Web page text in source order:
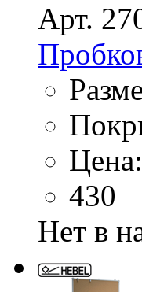
Арт.
Цена:
430
Нет в